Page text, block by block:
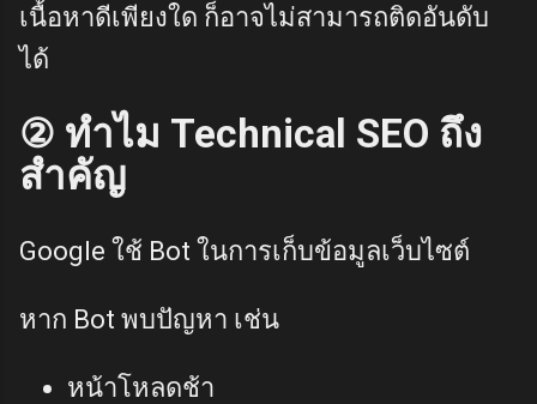
เนื้อหาดีเพียงใด ก็อาจไม่สามารถติดอันดับ
ได้
② ทำไม Technical SEO ถึง
สำคัญ
Google ใช้ Bot ในการเก็บข้อมูลเว็บไซต์
หาก Bot พบปัญหา เช่น
หน้าโหลดช้า